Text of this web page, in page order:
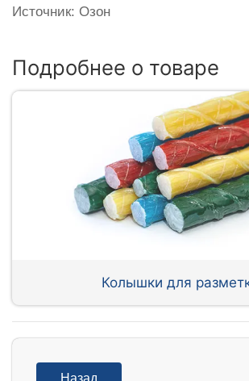
Источник: Озон
Подробнее о товаре
Колышки для
Назад